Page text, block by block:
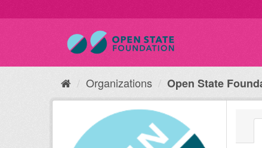
Organizations Open State